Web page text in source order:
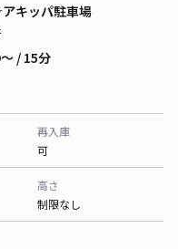
キッパ駐車場
/ 15分
再入庫
可
高さ
制限なし